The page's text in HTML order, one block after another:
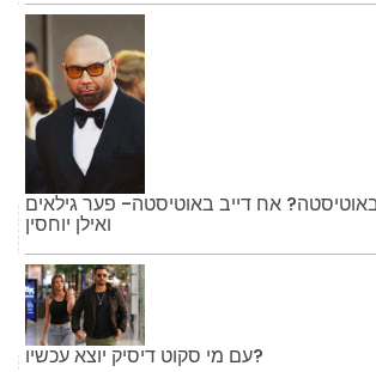
אח דייב באוטיסטה- פער גילאים
ואילן יוחסין
עם מי סקוט דיסיק יוצא עכשיו?